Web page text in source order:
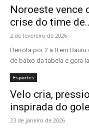
Noroeste vence
crise do time
2 de fevereiro de 2026
Derrota por 2 a 0 em
de baixo da tabela e gera
Esportes
Velo cria,
inspirada do
23 de janeiro de 2026